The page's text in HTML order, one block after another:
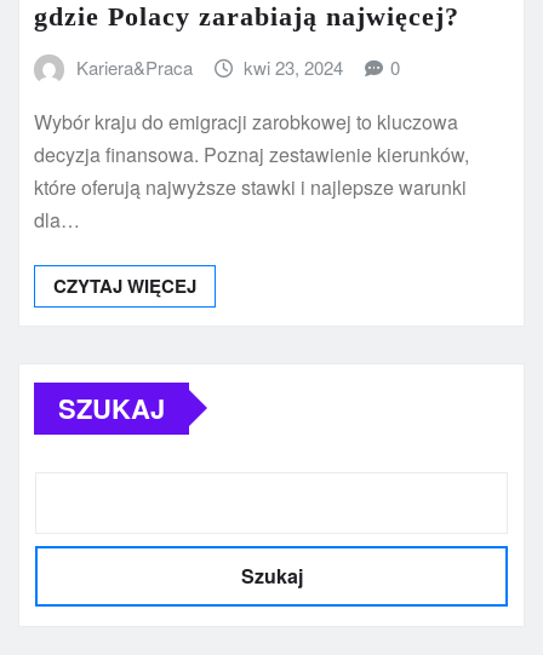
gdzie Polacy zarabiają najwięcej?
Kariera&Praca kwi 23, 2024 0
Wybór kraju do emigracji zarobkowej to kluczowa
decyzja finansowa. Poznaj zestawienie kierunków,
które oferują najwyższe stawki i najlepsze warunki
dla…
CZYTAJ WIĘCEJ
SZUKAJ
Szukaj